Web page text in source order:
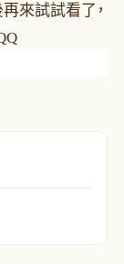
來試試看了，